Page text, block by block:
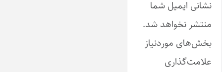
نشانی ایمیل شما
منتشر نخواهد شد.
بخش‌های موردنیاز
علامت‌گذاری